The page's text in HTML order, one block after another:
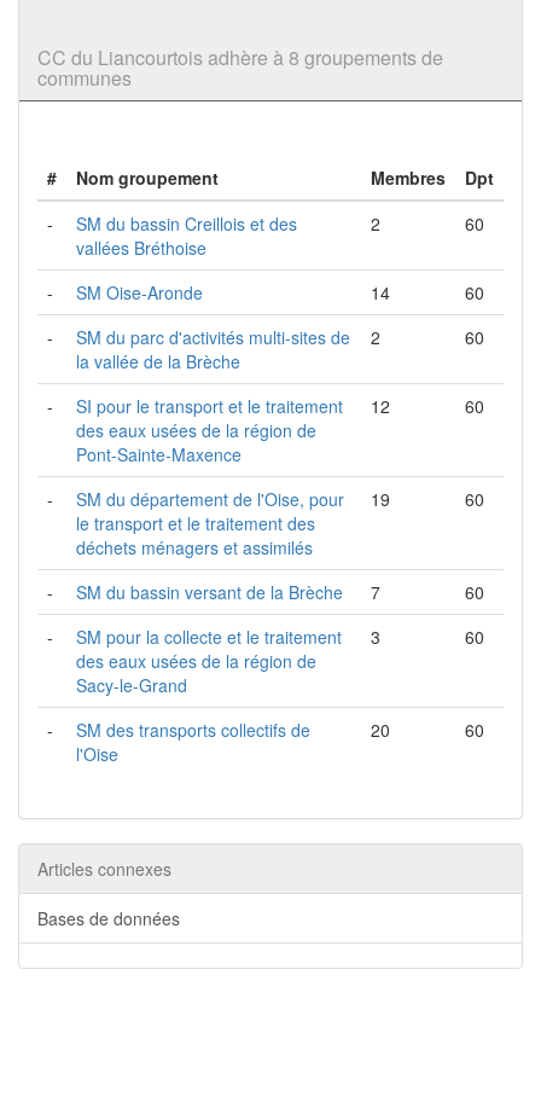
CC du Liancourtois adhère à 8 groupements de
communes
# Nom groupement Membres
Dpt
-
SM du bassin Creillois et des
vallées Bréthoise
2 60
- SM Oise-Aronde 14
60
-
SM du parc d'activités multi-sites de
la vallée de la Brèche
2 60
-
SI pour le transport et le traitement
des eaux usées de la région de
Pont-Sainte-Maxence
12 60
-
SM du département de l'Oise, pour
le transport et le traitement des
déchets ménagers et assimilés
19 60
- SM du bassin versant de la Brèche 7
60
-
SM pour la collecte et le traitement
des eaux usées de la région de
Sacy-le-Grand
3 60
-
SM des transports collectifs de
l'Oise
20 60
Articles connexes
Bases de données